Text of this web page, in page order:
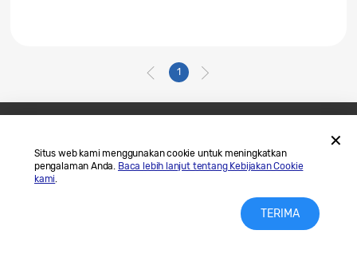
Situs web kami menggunakan cookie untuk meningkatkan
pengalaman Anda. Baca lebih lanjut tentang Kebijakan Cookie
kami.
TERIMA
1
Hubungi Kami
SAMSUNG.COM
Legal
Privasi